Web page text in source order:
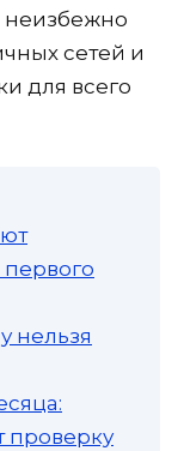
неизбежно
сетей и
для всего
нельзя
проверку